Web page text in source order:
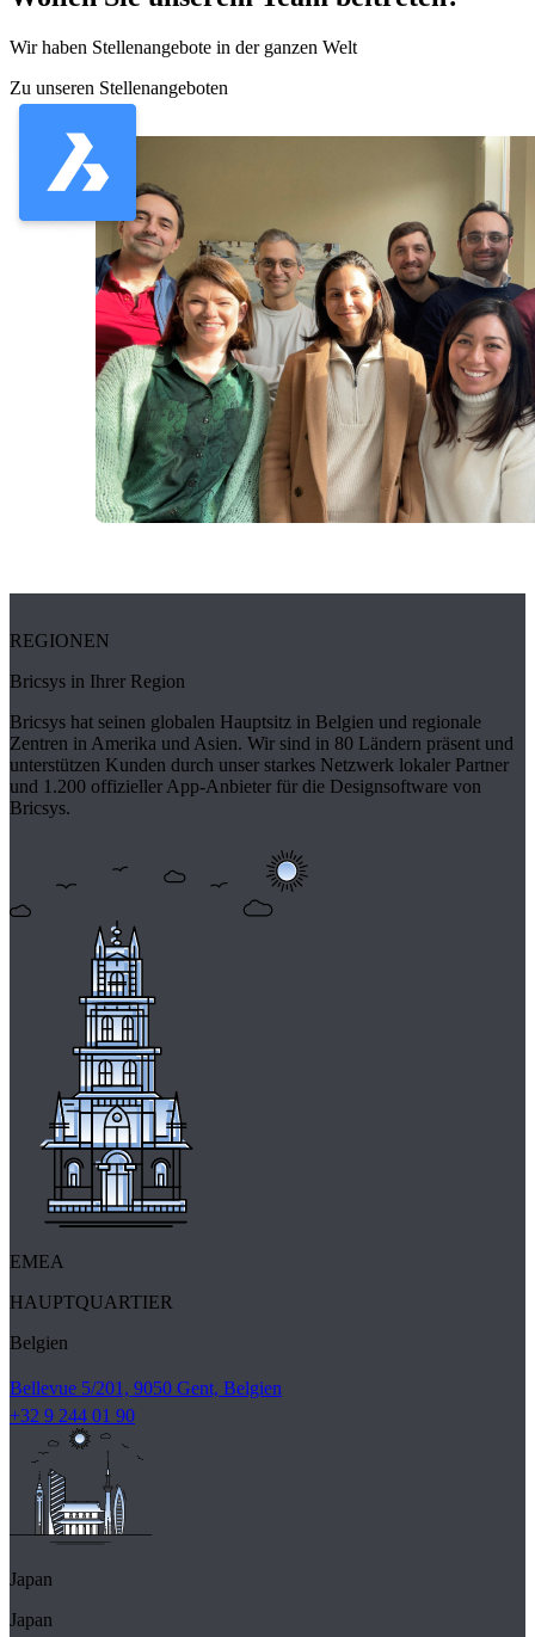
Wir haben Stellenangebote in der ganzen Welt
Zu unseren Stellenangeboten
REGIONEN
Bricsys in Ihrer Region
Bricsys hat seinen globalen Hauptsitz in Belgien und regionale
Zentren in Amerika und Asien. Wir sind in 80 Ländern präsent und
unterstützen Kunden durch unser starkes Netzwerk lokaler Partner
und 1.200 offizieller App-Anbieter für die Designsoftware von
Bricsys.
EMEA
HAUPTQUARTIER
Belgien
Bellevue 5/201, 9050 Gent, Belgien
+32 9 244 01 90
Japan
Japan